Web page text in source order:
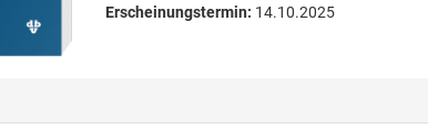
Erscheinungstermin: 14.10.2025